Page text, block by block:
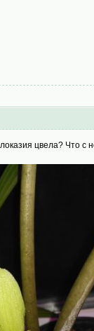
цвела? Что с